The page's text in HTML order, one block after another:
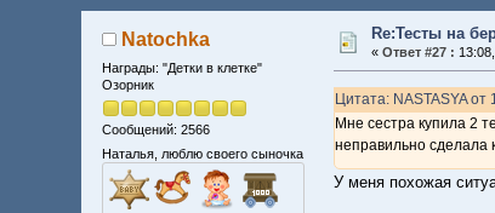
Natochka
Награды: "Детки в клетке"
Озорник
Сообщений: 2566
Наталья, люблю своего сыночка
Re:Тесты на
« Ответ #27 :
Цитата: NASTASYA от
Мне сестра купила 2
неправильно сделала
У меня похожая